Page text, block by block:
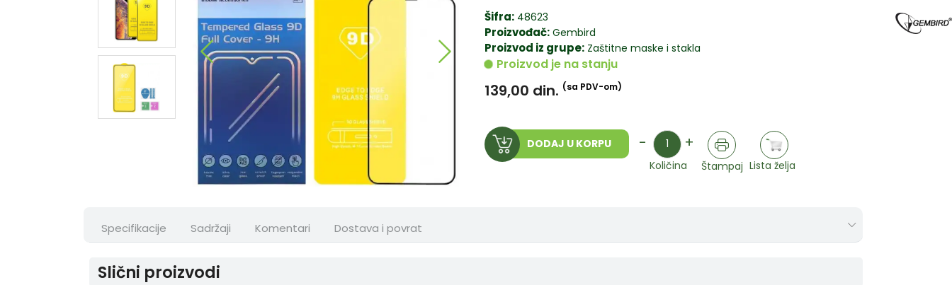
Šifra: 48623
Proizvođač: Gembird
Proizvod iz grupe: Zaštitne maske i stakla
Proizvod je na stanju
139,00 din. (sa PDV-om)
DODAJ U KORPU - Količina +
Količina Štampaj Lista želja
Specifikacije Sadržaji Komentari Dostava i povrat
Slični proizvodi